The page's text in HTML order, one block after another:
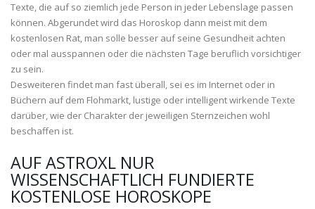
Texte, die auf so ziemlich jede Person in jeder Lebenslage passen
können. Abgerundet wird das Horoskop dann meist mit dem
kostenlosen Rat, man solle besser auf seine Gesundheit achten
oder mal ausspannen oder die nächsten Tage beruflich vorsichtiger
zu sein.
Desweiteren findet man fast überall, sei es im Internet oder in
Büchern auf dem Flohmarkt, lustige oder intelligent wirkende Texte
darüber, wie der Charakter der jeweiligen Sternzeichen wohl
beschaffen ist.
AUF ASTROXL NUR
WISSENSCHAFTLICH FUNDIERTE
KOSTENLOSE HOROSKOPE